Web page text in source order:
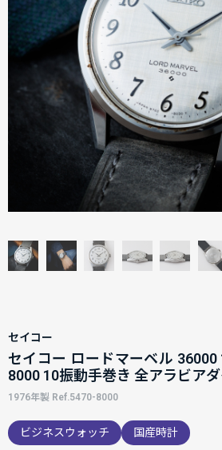
セイコー
セイコー ロードマーベル 36000
8000 10振動手巻き 全アラビア
1976年製 Ref.5470-8000
ビジネスウォッチ 国産時計